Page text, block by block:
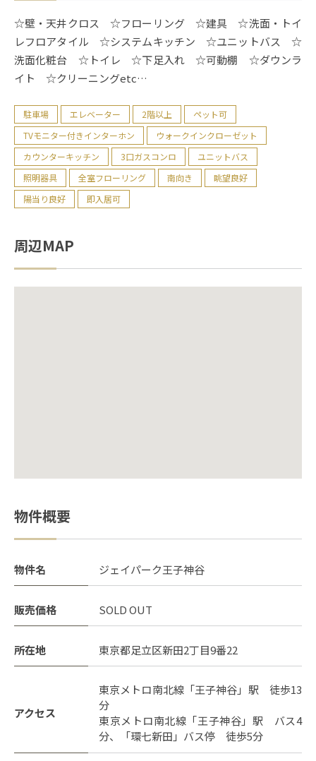
☆壁・天井クロス ☆フローリング ☆建具 ☆洗面・トイ
レフロアタイル ☆システムキッチン ☆ユニットバス ☆
洗面化粧台 ☆トイレ ☆下足入れ ☆可動棚 ☆ダウンラ
イト ☆クリーニングetc…
駐車場 エレベーター 2階以上
ペット可
TVモニター付きインターホン
ウォークインクローゼット
カウンターキッチン
3口ガスコンロ
ユニットバス
照明器具
全室フローリング 南向き
眺望良好
陽当り良好
即入居可
周辺MAP
物件概要
物件名 ジェイパーク王子神谷
販売価格 SOLD OUT
所在地 東京都足立区新田2丁目9番22
アクセス
東京メトロ南北線「王子神谷」駅 徒歩13
分
東京メトロ南北線「王子神谷」駅 バス4
分、「環七新田」バス停 徒歩5分